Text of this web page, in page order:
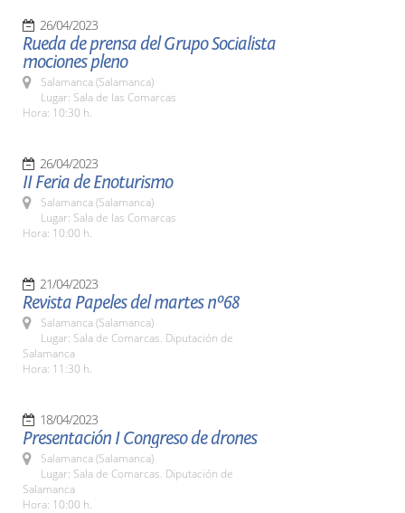
26/04/2023
Rueda de prensa del Grupo Socialista
mociones pleno
Salamanca (Salamanca)
Lugar: Sala de las Comarcas
Hora: 10:30 h.
26/04/2023
II Feria de Enoturismo
Salamanca (Salamanca)
Lugar: Sala de las Comarcas
Hora: 10:00 h.
21/04/2023
Revista Papeles del martes nº68
Salamanca (Salamanca)
Lugar: Sala de Comarcas. Diputación de
Salamanca
Hora: 11:30 h.
18/04/2023
Presentación I Congreso de drones
Salamanca (Salamanca)
Lugar: Sala de Comarcas. Diputación de
Salamanca
Hora: 10:00 h.